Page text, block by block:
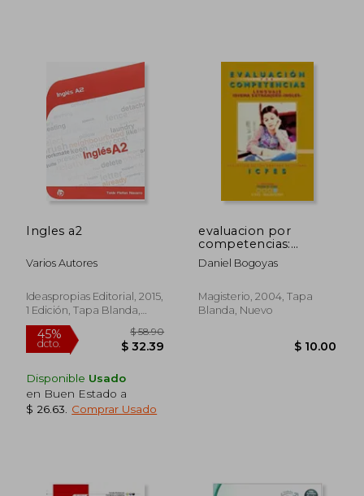
45%
dcto. $ 47.03
45%
dcto.
45%
Ingles a2
Varios Autores
Ideaspropias Editorial, 2015,
1 Edición, Tapa Blanda,
Nuevo
Disponible Usado
en Buen Estado a
$ 26.63
Comprar Usado
evaluacion por
competencias:
lenguaje, idioma
extranjero - ingles:
pruebas de estado
Daniel Bogoyas
Magisterio, 2004, Tapa
Blanda, Nuevo